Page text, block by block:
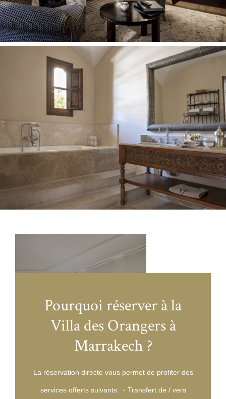
Pourquoi réserver à la
Villa des Orangers à
Marrakech ?
La réservation directe vous permet de profiter des
services offerts suivants : - Transfert de / vers